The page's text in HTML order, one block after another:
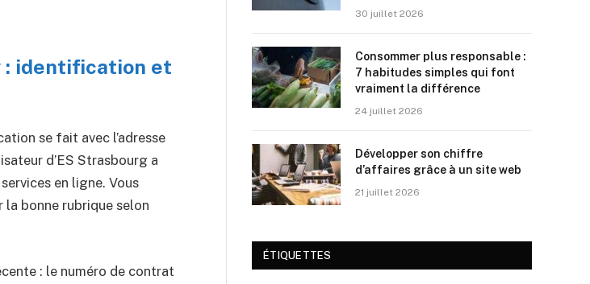
: identification et
se fait avec l’adresse
d’ES Strasbourg a
en ligne. Vous
la bonne rubrique selon
: le numéro de contrat
30 juillet 2026
Consommer plus responsable :
7 habitudes simples qui font
vraiment la différence
24 juillet 2026
Développer son chiffre
d’affaires grâce à un site web
21 juillet 2026
ÉTIQUETTES